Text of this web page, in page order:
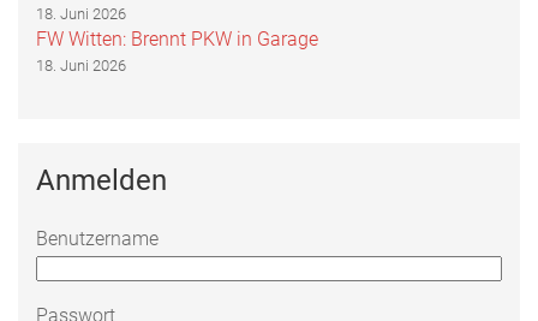
18. Juni 2026
FW Witten: Brennt PKW in Garage
18. Juni 2026
Anmelden
Benutzername
Passwort